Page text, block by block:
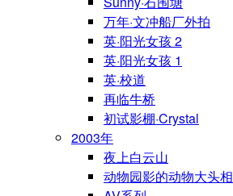
万年·文冲船厂外拍
英·阳光女孩 2
英·阳光女孩 1
英·校道
再临牛桥
初试影棚·Crystal
2003年
夜上白云山
动物园影的动物大头相